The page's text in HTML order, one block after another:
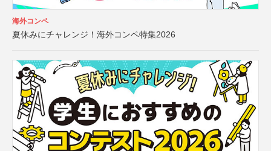
海外コンペ
夏休みにチャレンジ！海外コンペ特集2026